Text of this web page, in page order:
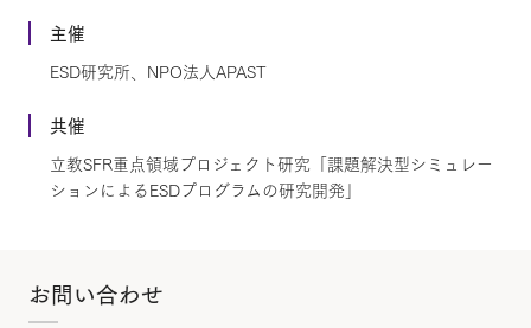
主催
ESD研究所、NPO法人APAST
共催
立教SFR重点領域プロジェクト研究「課題解決型シミュレー
ションによるESDプログラムの研究開発」
お問い合わせ